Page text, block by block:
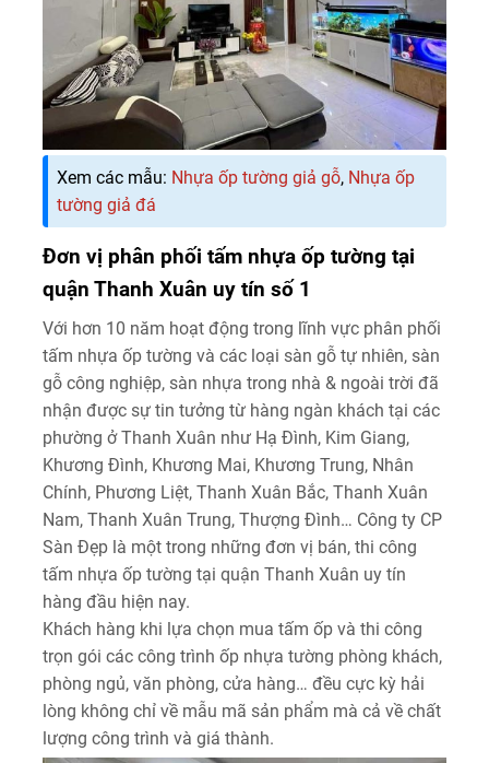
Xem các mẫu: Nhựa ốp tường giả gỗ, Nhựa ốp
tường giả đá
Đơn vị phân phối tấm nhựa ốp tường tại
quận Thanh Xuân uy tín số 1
Với hơn 10 năm hoạt động trong lĩnh vực phân phối
tấm nhựa ốp tường và các loại sàn gỗ tự nhiên, sàn
gỗ công nghiệp, sàn nhựa trong nhà & ngoài trời đã
nhận được sự tin tưởng từ hàng ngàn khách tại các
phường ở Thanh Xuân như Hạ Đình, Kim Giang,
Khương Đình, Khương Mai, Khương Trung, Nhân
Chính, Phương Liệt, Thanh Xuân Bắc, Thanh Xuân
Nam, Thanh Xuân Trung, Thượng Đình… Công ty CP
Sàn Đẹp là một trong những đơn vị bán, thi công
tấm nhựa ốp tường tại quận Thanh Xuân uy tín
hàng đầu hiện nay.
Khách hàng khi lựa chọn mua tấm ốp và thi công
trọn gói các công trình ốp nhựa tường phòng khách,
phòng ngủ, văn phòng, cửa hàng… đều cực kỳ hải
lòng không chỉ về mẫu mã sản phẩm mà cả về chất
lượng công trình và giá thành.